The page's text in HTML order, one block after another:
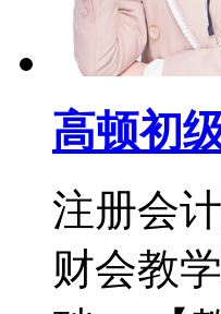
高顿初
注册会
财会教